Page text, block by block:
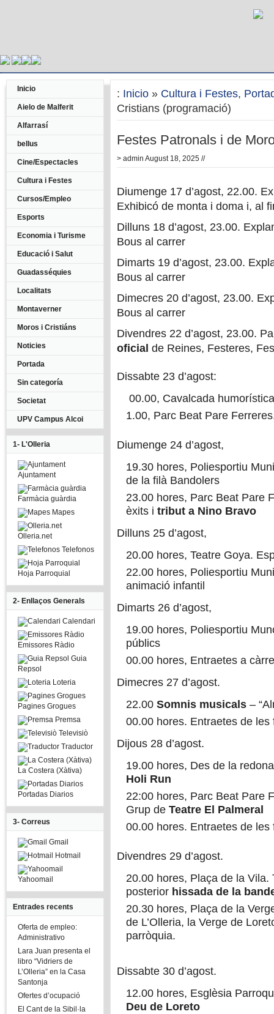
Inicio
Aielo de Malferit
Alfarrasí
bellus
Cine/Espectacles
Cultura i Festes
Cursos/Empleo
Esports
Economia i Turisme
Educació i Salut
Guadasséquies
Localitats
Montaverner
Moros i Cristiáns
Noticies
Portada
Sin categoría
Societat
UPV Campus Alcoi
1- L'Olleria
Ajuntament
Farmàcia guàrdia
Mapes
Olleria.net
Telefonos
Hoja Parroquial
2- Enllaços Generals
Calendari
Emissores Ràdio
Guia
Repsol
Loteria
Pagines Grogues
Premsa
Televisiò
Traductor
La Costera (Xàtiva)
Portadas Diarios
3- Correus
Gmail
Hotmail
Yahoomail
Entrades recents
Oferta de empleo:
Administrativo
Lara Juan presenta el
libro “Vidriers de
L’Olleria” en la Casa
Santonja
Ofertes d’ocupació
El Cant de la Sibil·la
: Inicio » Cultura i Festes,
Cristians (programació)
Festes Patronals i de
> admin August 18, 2025 //
Diumenge 17 d’agost, 22.00.
Exhibicó de monta i doma i, al
Dilluns 18 d’agost, 23.00.
Bous al carrer
Dimarts 19 d’agost, 23.00.
Bous al carrer
Dimecres 20 d’agost, 23.00.
Bous al carrer
Divendres 22 d’agost, 23.00.
oficial de Reines, Festeres,
Dissabte 23 d’agost:
00.00, Cavalcada humorística
1.00, Parc Beat Pare
Diumenge 24 d’agost,
19.30 hores, Poliesportiu
de la filà Bandolers
23.00 hores, Parc Beat Pare
èxits i tribut a Nino Bravo
Dilluns 25 d’agost,
20.00 hores, Teatre Goya.
22.00 hores, Poliesportiu
animació infantil
Dimarts 26 d’agost,
19.00 hores, Poliesportiu
públics
00.00 hores, Entraetes a
Dimecres 27 d’agost.
22.00 Somnis musicals –
00.00 hores. Entraetes de
Dijous 28 d’agost.
19.00 hores, Des de la
Holi Run
22:00 hores, Parc Beat Pare
Grup de Teatre El Palmeral
00.00 hores. Entraetes de
Divendres 29 d’agost.
20.00 hores, Plaça de la Vila.
posterior hissada de la
20.30 hores, Plaça de la
de L’Olleria, la Verge de
parròquia.
Dissabte 30 d’agost.
12.00 hores, Esglèsia
Deu de Loreto